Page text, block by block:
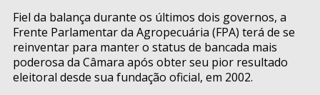
Fiel da balança durante os últimos dois governos, a
Frente Parlamentar da Agropecuária (FPA) terá de se
reinventar para manter o status de bancada mais
poderosa da Câmara após obter seu pior resultado
eleitoral desde sua fundação oficial, em 2002.